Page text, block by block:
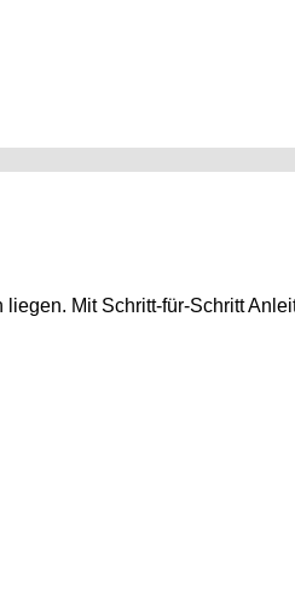
Mit Schritt-für-Schritt